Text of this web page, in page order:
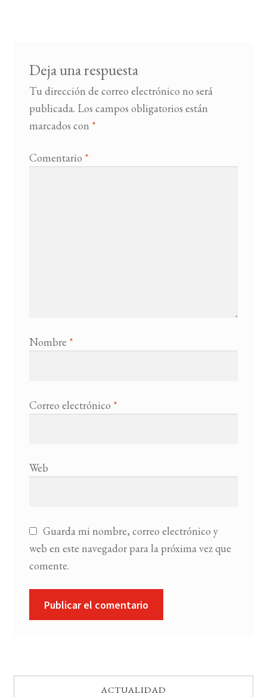
Deja una respuesta
Tu dirección de correo electrónico no será
publicada. Los campos obligatorios están
marcados con *
Comentario *
Nombre *
Correo electrónico *
Web
Guarda mi nombre, correo electrónico y
web en este navegador para la próxima vez que
comente.
ACTUALIDAD